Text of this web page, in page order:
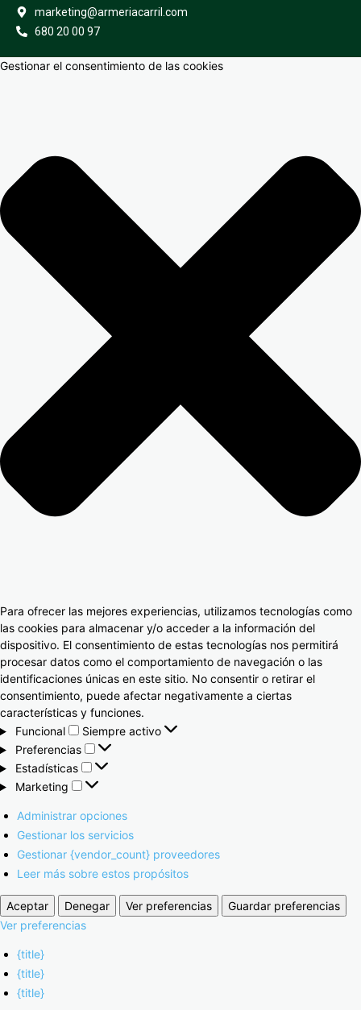
marketing@armeriacarril.com
680 20 00 97
Gestionar el consentimiento de las cookies
Para ofrecer las mejores experiencias, utilizamos tecnologías como
las cookies para almacenar y/o acceder a la información del
dispositivo. El consentimiento de estas tecnologías nos permitirá
procesar datos como el comportamiento de navegación o las
identificaciones únicas en este sitio. No consentir o retirar el
consentimiento, puede afectar negativamente a ciertas
características y funciones.
Funcional
Siempre activo
Preferencias
Estadísticas
Marketing
Administrar opciones
Gestionar los servicios
Gestionar {vendor_count} proveedores
Leer más sobre estos propósitos
Aceptar Denegar Ver preferencias
Guardar preferencias
Ver preferencias
{title}
{title}
{title}